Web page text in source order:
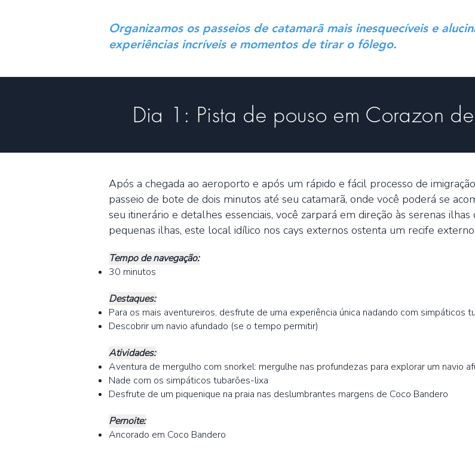
Organizamos os passeios de catamarã mais inesquecíveis e
experiências incríveis e momentos de tirar o fôlego.
Dia 1: Pista de pouso em Corazon
Após a chegada ao aeroporto e após um rápido e fácil processo de
passeio de bote de dois minutos até seu catamarã, onde você poderá se
seu itinerário e detalhes essenciais, você zarpará em direção às serenas
pequenas ilhas, este local idílico nos cays externos ostenta um recife
Tempo de navegação:
30 minutos
Destaques:
Para os mais aventureiros, desfrute de uma experiência única nadando com simpáticos
Descobrir um navio afundado (se o tempo permitir)
Atividades:
Aventura de mergulho com snorkel: mergulhe nas profundezas para explorar um navio
Nade com os simpáticos tubarões-lixa
Desfrute de um piquenique na praia nas deslumbrantes margens de Coco Bandero
Pernoite:
Ancorado em Coco Bandero